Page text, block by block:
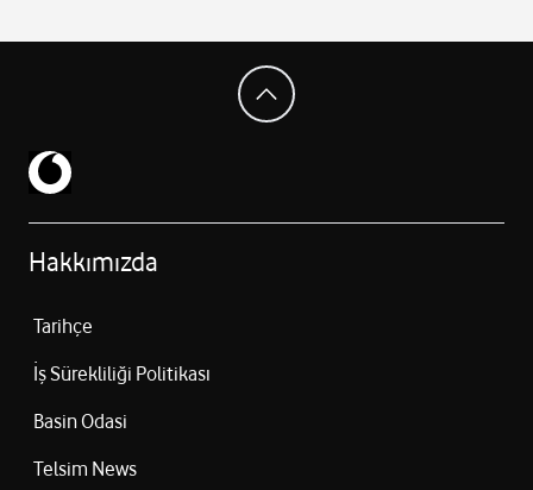
Hakkımızda
Tarihçe
İş Sürekliliği Politikası
Basin Odasi
Telsim News